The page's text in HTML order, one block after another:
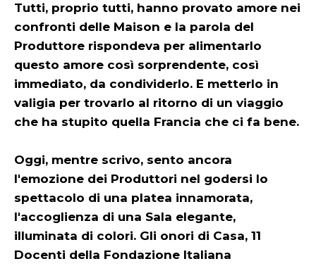
Tutti, proprio tutti, hanno provato amore nei
confronti delle Maison e la parola del
Produttore rispondeva per alimentarlo
questo amore così sorprendente, così
immediato, da condividerlo. E metterlo in
valigia per trovarlo al ritorno di un viaggio
che ha stupito quella Francia che ci fa bene.
Oggi, mentre scrivo, sento ancora
l'emozione dei Produttori nel godersi lo
spettacolo di una platea innamorata,
l'accoglienza di una Sala elegante,
illuminata di colori. Gli onori di Casa, 11
Docenti della Fondazione Italiana